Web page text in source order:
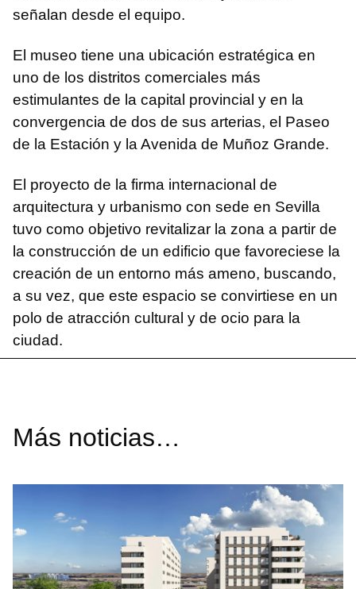
señalan desde el equipo.
El museo tiene una ubicación estratégica en
uno de los distritos comerciales más
estimulantes de la capital provincial y en la
convergencia de dos de sus arterias, el Paseo
de la Estación y la Avenida de Muñoz Grande.
El proyecto de la firma internacional de
arquitectura y urbanismo con sede en Sevilla
tuvo como objetivo revitalizar la zona a partir de
la construcción de un edificio que favoreciese la
creación de un entorno más ameno, buscando,
a su vez, que este espacio se convirtiese en un
polo de atracción cultural y de ocio para la
ciudad.
Más noticias…